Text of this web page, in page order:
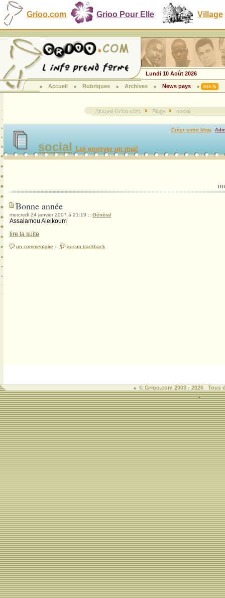
Grioo.com Grioo Pour Elle Village
Lundi 10 Août 2026
Accueil Rubriques Archives News pays
Accueil Grioo.com Blogs social
social Lui envoyer un mail
Créer votre blog
Bonne année
mercredi 24 janvier 2007 à 21:19 :: Général
Assalamou Aleikoum
lire la suite
un commentaire :: aucun trackback
© Grioo.com 2003 - 2026 Tous